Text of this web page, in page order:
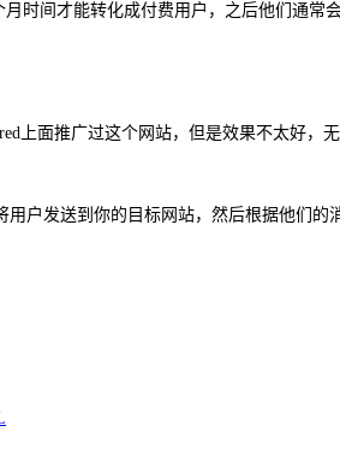
时间才能转化成付费用户，之后他们通常
上面推广过这个网站，但是效果不太好，
户发送到你的目标网站，然后根据他们的